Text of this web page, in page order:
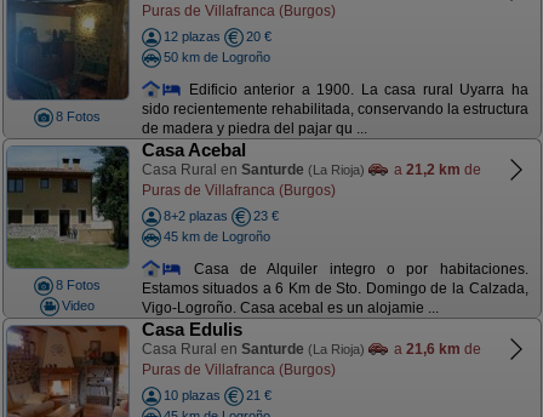
8 Fotos
Puras de Villafranca (Burgos)
12 plazas
20 €
50 km de Logroño
Edificio anterior a 1900. La casa rural Uyarra ha
sido recientemente rehabilitada, conservando la estructura
de madera y piedra del pajar qu ...
8 Fotos
Video
Casa Acebal
Casa Rural en Santurde (La Rioja) a 21,2 km de
Puras de Villafranca (Burgos)
8+2 plazas
23 €
45 km de Logroño
Casa de Alquiler integro o por habitaciones.
Estamos situados a 6 Km de Sto. Domingo de la Calzada,
Vigo-Logroño. Casa acebal es un alojamie ...
Casa Edulis
Casa Rural en Santurde (La Rioja) a 21,6 km de
Puras de Villafranca (Burgos)
10 plazas
21 €